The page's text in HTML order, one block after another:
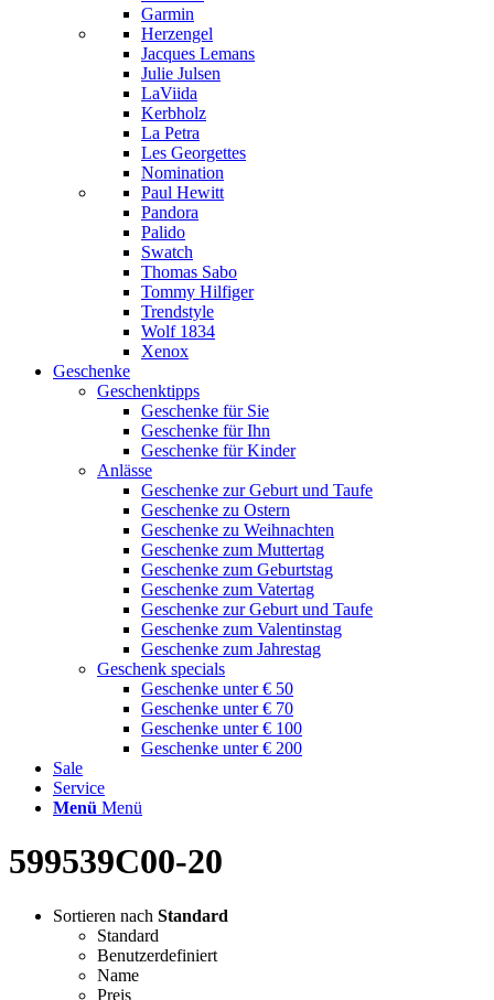
Garmin
Herzengel
Jacques Lemans
Julie Julsen
LaViida
Kerbholz
La Petra
Les Georgettes
Nomination
Paul Hewitt
Pandora
Palido
Swatch
Thomas Sabo
Tommy Hilfiger
Trendstyle
Wolf 1834
Xenox
Geschenke
Geschenktipps
Geschenke für Sie
Geschenke für Ihn
Geschenke für Kinder
Anlässe
Geschenke zur Geburt und Taufe
Geschenke zu Ostern
Geschenke zu Weihnachten
Geschenke zum Muttertag
Geschenke zum Geburtstag
Geschenke zum Vatertag
Geschenke zur Geburt und Taufe
Geschenke zum Valentinstag
Geschenke zum Jahrestag
Geschenk specials
Geschenke unter € 50
Geschenke unter € 70
Geschenke unter € 100
Geschenke unter € 200
Sale
Service
Menü Menü
599539C00-20
Sortieren nach Standard
Standard
Benutzerdefiniert
Name
Preis